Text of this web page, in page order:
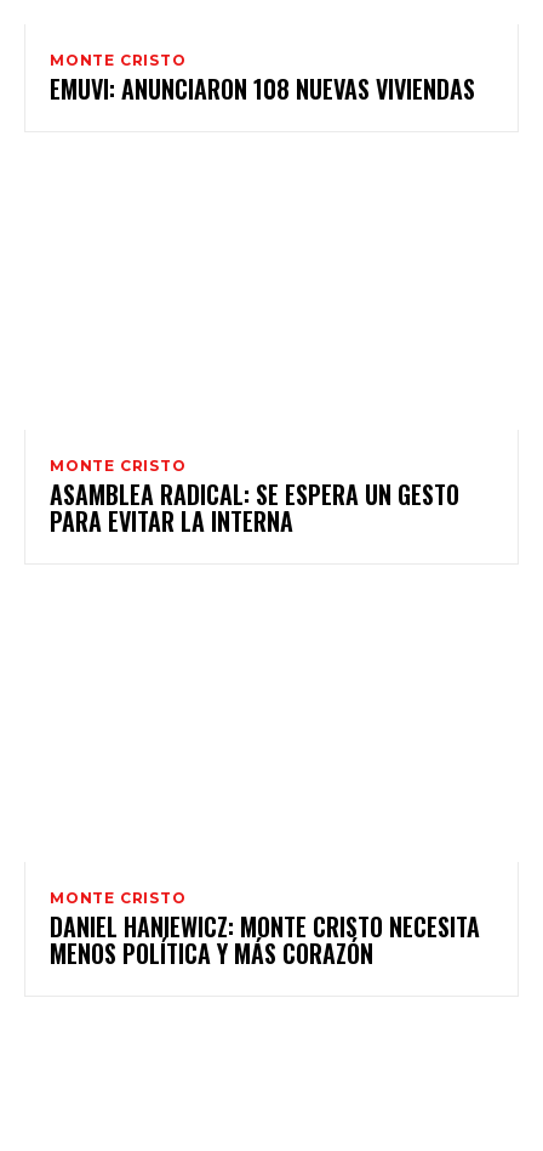
MONTE CRISTO
EMUVI: ANUNCIARON 108 NUEVAS VIVIENDAS
MONTE CRISTO
ASAMBLEA RADICAL: SE ESPERA UN GESTO
PARA EVITAR LA INTERNA
MONTE CRISTO
DANIEL HANIEWICZ: MONTE CRISTO NECESITA
MENOS POLÍTICA Y MÁS CORAZÓN